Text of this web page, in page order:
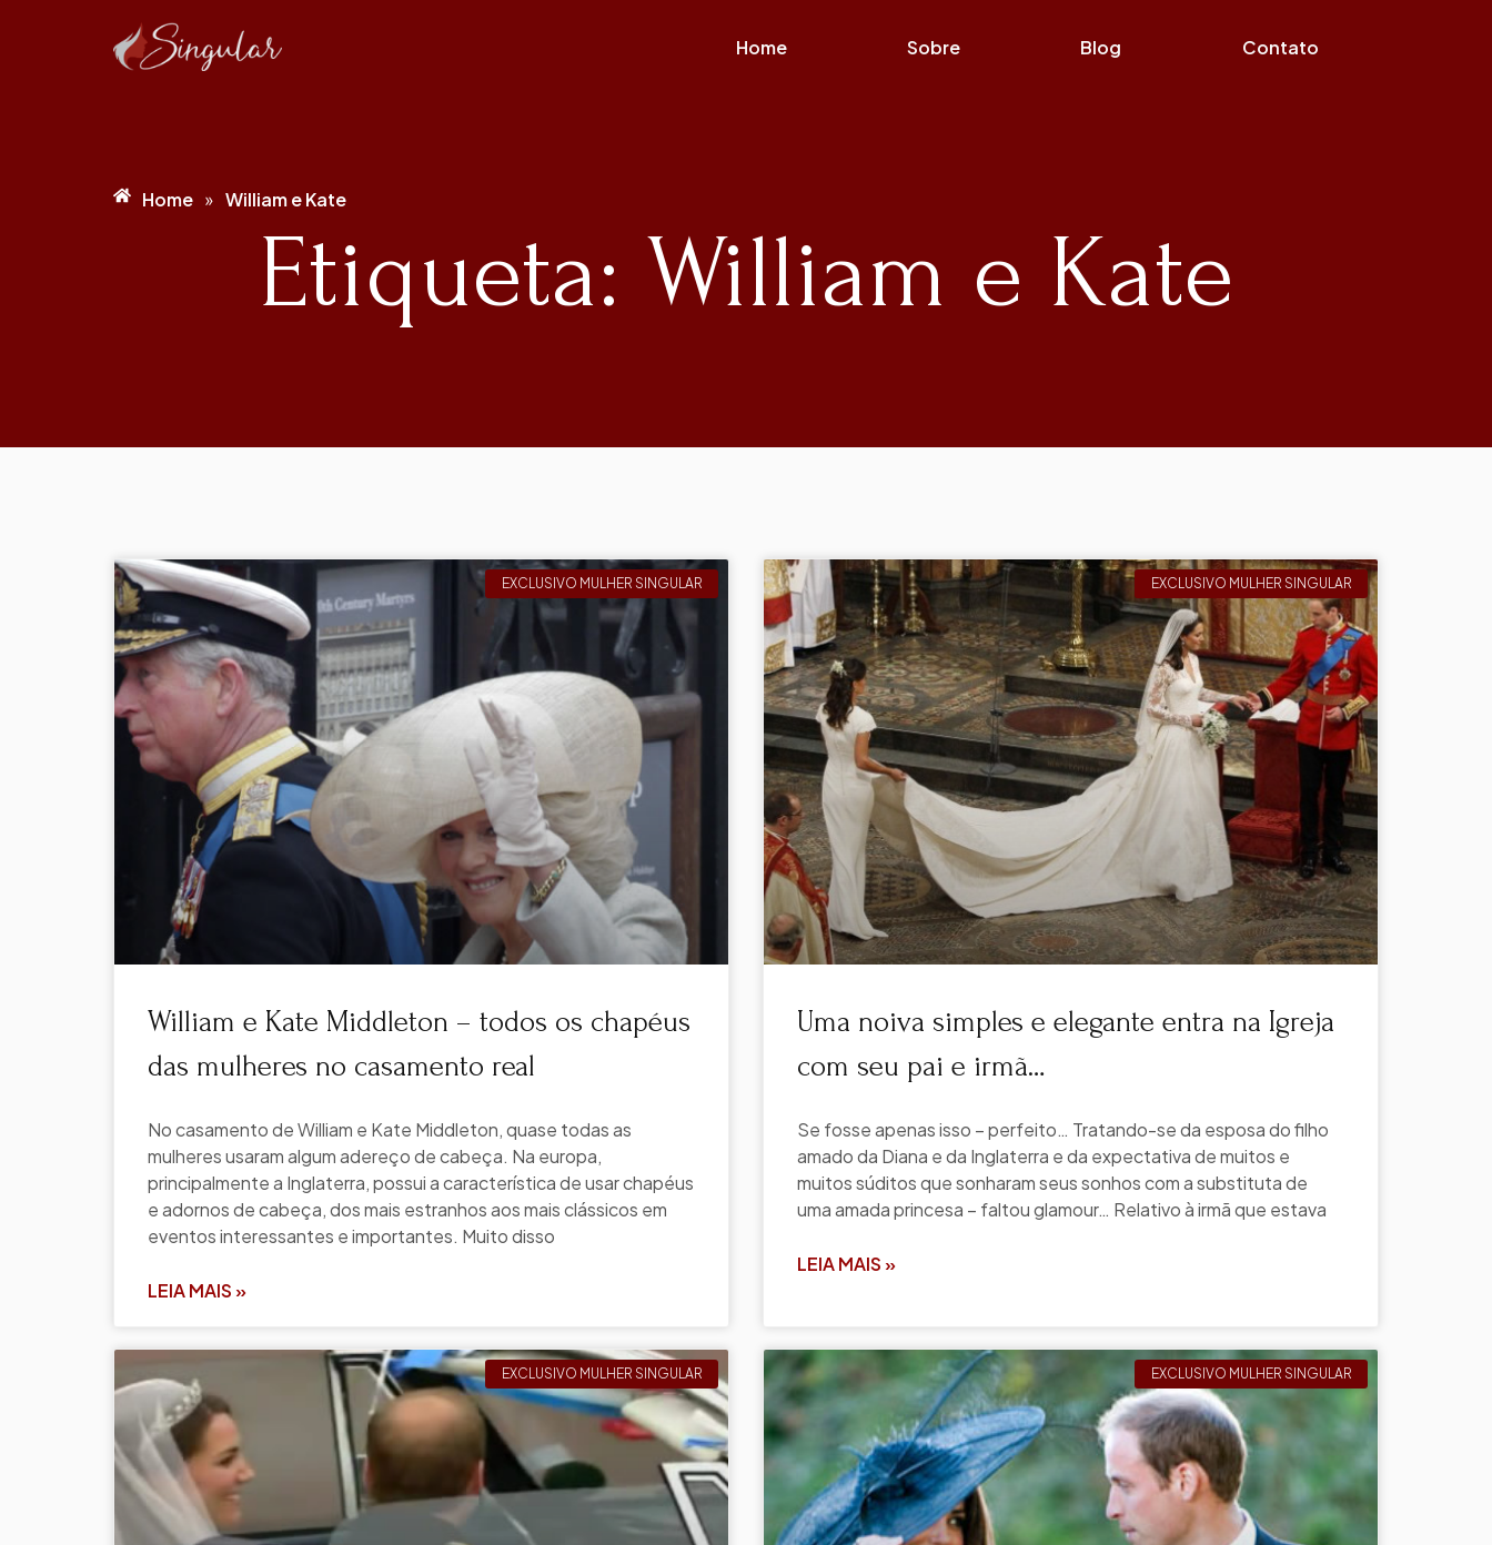
Home Sobre Blog Contato
Home » William e Kate
Etiqueta: William e Kate
EXCLUSIVO MULHER SINGULAR
William e Kate Middleton – todos os chapéus
das mulheres no casamento real
No casamento de William e Kate Middleton, quase todas as
mulheres usaram algum adereço de cabeça. Na europa,
principalmente a Inglaterra, possui a característica de usar chapéus
e adornos de cabeça, dos mais estranhos aos mais clássicos em
eventos interessantes e importantes. Muito disso
LEIA MAIS »
EXCLUSIVO MULHER SINGULAR
Uma noiva simples e elegante entra na Igreja
com seu pai e irmã…
Se fosse apenas isso – perfeito… Tratando-se da esposa do filho
amado da Diana e da Inglaterra e da expectativa de muitos e
muitos súditos que sonharam seus sonhos com a substituta de
uma amada princesa – faltou glamour… Relativo à irmã que estava
LEIA MAIS »
EXCLUSIVO MULHER SINGULAR EXCLUSIVO MULHER SINGULAR